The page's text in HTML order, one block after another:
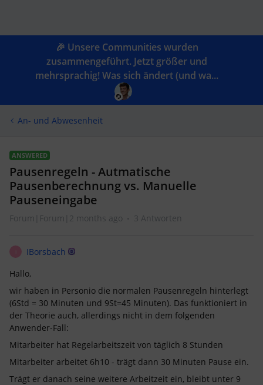
🎉 Unsere Communities wurden
zusammengeführt. Jetzt größer und
mehrsprachig! Was sich ändert (und wa...
An- und Abwesenheit
ANSWERED
Pausenregeln - Autmatische
Pausenberechnung vs. Manuelle
Pauseneingabe
Forum|Forum|2 months ago 3 Antworten
IBorsbach
Hallo,
wir haben in Personio die normalen Pausenregeln hinterlegt
(6Std = 30 Minuten und 9St=45 Minuten). Das funktioniert in
der Theorie auch, allerdings nicht in dem folgenden
Anwender-Fall:
Mitarbeiter hat Regelarbeitszeit von täglich 8 Stunden
Mitarbeiter arbeitet 6h10 - trägt dann 30 Minuten Pause ein.
Trägt er danach seine weitere Arbeitzeit ein, bleibt unter 9